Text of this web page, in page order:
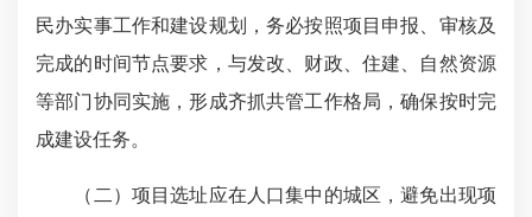
民办实事工作和建设规划，务必按照项目申报、审核及
完成的时间节点要求，与发改、财政、住建、自然资源
等部门协同实施，形成齐抓共管工作格局，确保按时完
成建设任务。
（二）项目选址应在人口集中的城区，避免出现项